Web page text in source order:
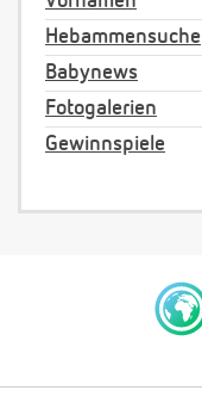
Hebammensuche
Babynews
Fotogalerien
Gewinnspiele